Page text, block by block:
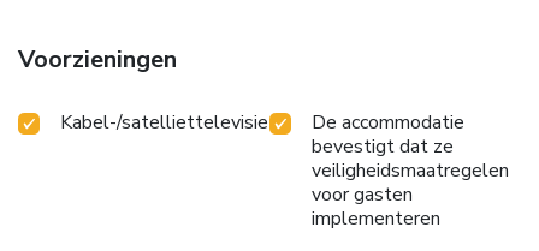
toiletries in the restrooms of specific accommodations.
Indulge in the numerous pursuits available at Langkawi
direct access to a beach, ensuring you remain near the sea
Voorzieningen
Kabel-/satelliettelevisie
De accommodatie
bevestigt dat ze
veiligheidsmaatregelen
voor gasten
implementeren